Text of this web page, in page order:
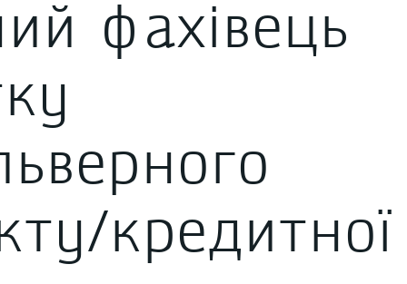
споживчого кредитування
фахівець
кредитної